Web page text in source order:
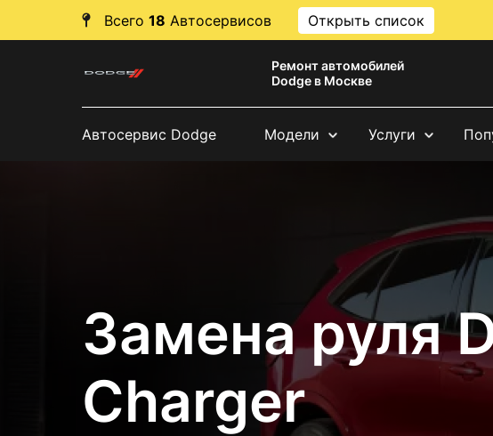
Всего 18 Автосервисов Открыть список
Ремонт автомобилей
Dodge в Москве
Автосервис Dodge Модели Услуги
Замена руля
Charger